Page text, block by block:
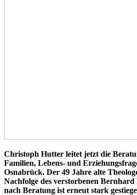
Christoph Hutter leitet jetzt die
Familien, Lebens- und
Osnabrück. Der 49 Jahre alte
Nachfolge des verstorbenen
nach Beratung ist erneut stark